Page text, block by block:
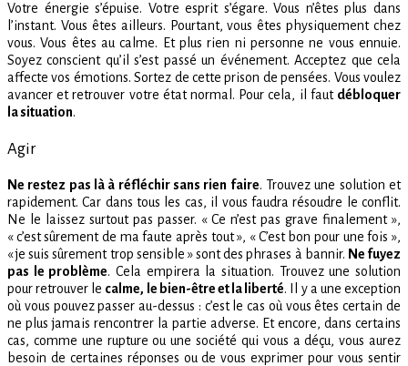
Votre énergie s’épuise. Votre esprit s’égare. Vous n’êtes plus dans
l’instant. Vous êtes ailleurs. Pourtant, vous êtes physiquement chez
vous. Vous êtes au calme. Et plus rien ni personne ne vous ennuie.
Soyez conscient qu’il s’est passé un événement. Acceptez que cela
affecte vos émotions. Sortez de cette prison de pensées. Vous voulez
avancer et retrouver votre état normal. Pour cela, il faut débloquer
la situation.
Agir
Ne restez pas là à réfléchir sans rien faire. Trouvez une solution et
rapidement. Car dans tous les cas, il vous faudra résoudre le conflit.
Ne le laissez surtout pas passer. « Ce n’est pas grave finalement »,
« c’est sûrement de ma faute après tout », « C’est bon pour une fois »,
« je suis sûrement trop sensible » sont des phrases à bannir. Ne fuyez
pas le problème. Cela empirera la situation. Trouvez une solution
pour retrouver le calme, le bien-être et la liberté. Il y a une exception
où vous pouvez passer au-dessus : c’est le cas où vous êtes certain de
ne plus jamais rencontrer la partie adverse. Et encore, dans certains
cas, comme une rupture ou une société qui vous a déçu, vous aurez
besoin de certaines réponses ou de vous exprimer pour vous sentir